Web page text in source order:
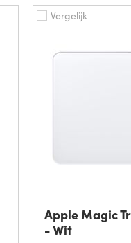
Vergelijk
Apple Magic
- Wit